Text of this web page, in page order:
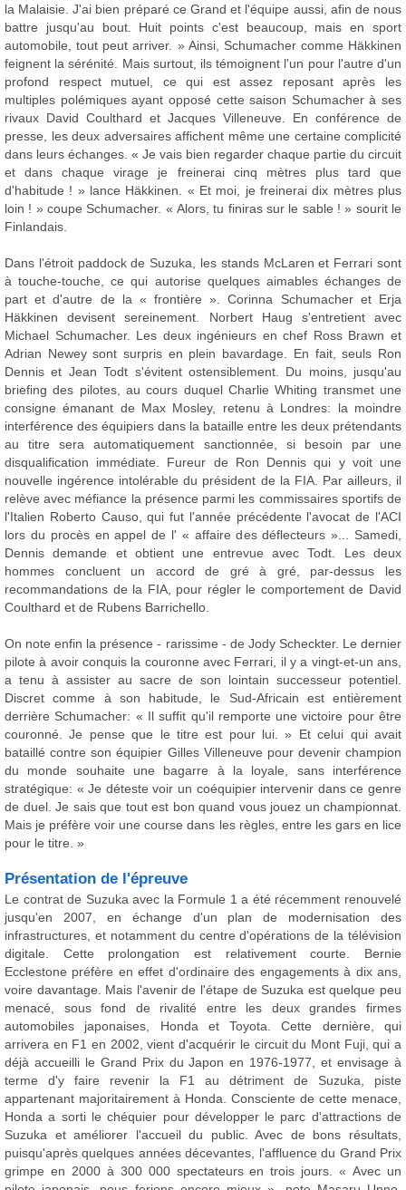
la Malaisie. J'ai bien préparé ce Grand et l'équipe aussi, afin de nous
battre jusqu'au bout. Huit points c'est beaucoup, mais en sport
automobile, tout peut arriver. » Ainsi, Schumacher comme Häkkinen
feignent la sérénité. Mais surtout, ils témoignent l'un pour l'autre d'un
profond respect mutuel, ce qui est assez reposant après les
multiples polémiques ayant opposé cette saison Schumacher à ses
rivaux David Coulthard et Jacques Villeneuve. En conférence de
presse, les deux adversaires affichent même une certaine complicité
dans leurs échanges. « Je vais bien regarder chaque partie du circuit
et dans chaque virage je freinerai cinq mètres plus tard que
d'habitude ! » lance Häkkinen. « Et moi, je freinerai dix mètres plus
loin ! » coupe Schumacher. « Alors, tu finiras sur le sable ! » sourit le
Finlandais.
Dans l'étroit paddock de Suzuka, les stands McLaren et Ferrari sont
à touche-touche, ce qui autorise quelques aimables échanges de
part et d'autre de la « frontière ». Corinna Schumacher et Erja
Häkkinen devisent sereinement. Norbert Haug s'entretient avec
Michael Schumacher. Les deux ingénieurs en chef Ross Brawn et
Adrian Newey sont surpris en plein bavardage. En fait, seuls Ron
Dennis et Jean Todt s'évitent ostensiblement. Du moins, jusqu'au
briefing des pilotes, au cours duquel Charlie Whiting transmet une
consigne émanant de Max Mosley, retenu à Londres: la moindre
interférence des équipiers dans la bataille entre les deux prétendants
au titre sera automatiquement sanctionnée, si besoin par une
disqualification immédiate. Fureur de Ron Dennis qui y voit une
nouvelle ingérence intolérable du président de la FIA. Par ailleurs, il
relève avec méfiance la présence parmi les commissaires sportifs de
l'Italien Roberto Causo, qui fut l'année précédente l'avocat de l'ACI
lors du procès en appel de l' « affaire des déflecteurs »... Samedi,
Dennis demande et obtient une entrevue avec Todt. Les deux
hommes concluent un accord de gré à gré, par-dessus les
recommandations de la FIA, pour régler le comportement de David
Coulthard et de Rubens Barrichello.
On note enfin la présence - rarissime - de Jody Scheckter. Le dernier
pilote à avoir conquis la couronne avec Ferrari, il y a vingt-et-un ans,
a tenu à assister au sacre de son lointain successeur potentiel.
Discret comme à son habitude, le Sud-Africain est entièrement
derrière Schumacher: « Il suffit qu'il remporte une victoire pour être
couronné. Je pense que le titre est pour lui. » Et celui qui avait
bataillé contre son équipier Gilles Villeneuve pour devenir champion
du monde souhaite une bagarre à la loyale, sans interférence
stratégique: « Je déteste voir un coéquipier intervenir dans ce genre
de duel. Je sais que tout est bon quand vous jouez un championnat.
Mais je préfère voir une course dans les règles, entre les gars en lice
pour le titre. »
Présentation de l'épreuve
Le contrat de Suzuka avec la Formule 1 a été récemment renouvelé
jusqu'en 2007, en échange d'un plan de modernisation des
infrastructures, et notamment du centre d'opérations de la télévision
digitale. Cette prolongation est relativement courte. Bernie
Ecclestone préfère en effet d'ordinaire des engagements à dix ans,
voire davantage. Mais l'avenir de l'étape de Suzuka est quelque peu
menacé, sous fond de rivalité entre les deux grandes firmes
automobiles japonaises, Honda et Toyota. Cette dernière, qui
arrivera en F1 en 2002, vient d'acquérir le circuit du Mont Fuji, qui a
déjà accueilli le Grand Prix du Japon en 1976-1977, et envisage à
terme d'y faire revenir la F1 au détriment de Suzuka, piste
appartenant majoritairement à Honda. Consciente de cette menace,
Honda a sorti le chéquier pour développer le parc d'attractions de
Suzuka et améliorer l'accueil du public. Avec de bons résultats,
puisqu'après quelques années décevantes, l'affluence du Grand Prix
grimpe en 2000 à 300 000 spectateurs en trois jours. « Avec un